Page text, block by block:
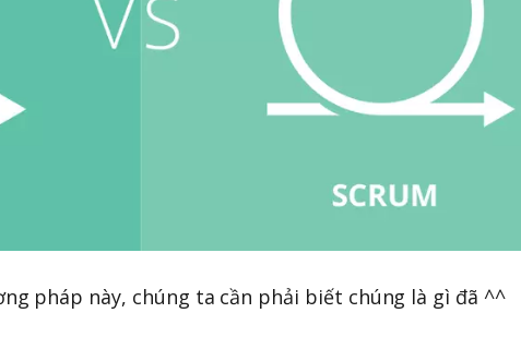
pháp này, chúng ta cần phải biết chúng là gì đã ^^